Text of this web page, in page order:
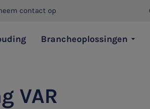
contact op
Brancheoplossingen
VAR